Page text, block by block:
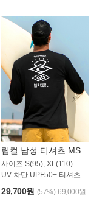
사이즈 S(95), XL(110)
UV 차단 UPF50+ 티셔츠
29,700원 (57%) 69,000원